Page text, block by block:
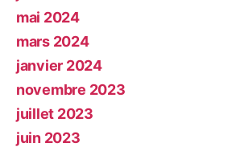
mai 2024
mars 2024
janvier 2024
novembre 2023
juillet 2023
juin 2023